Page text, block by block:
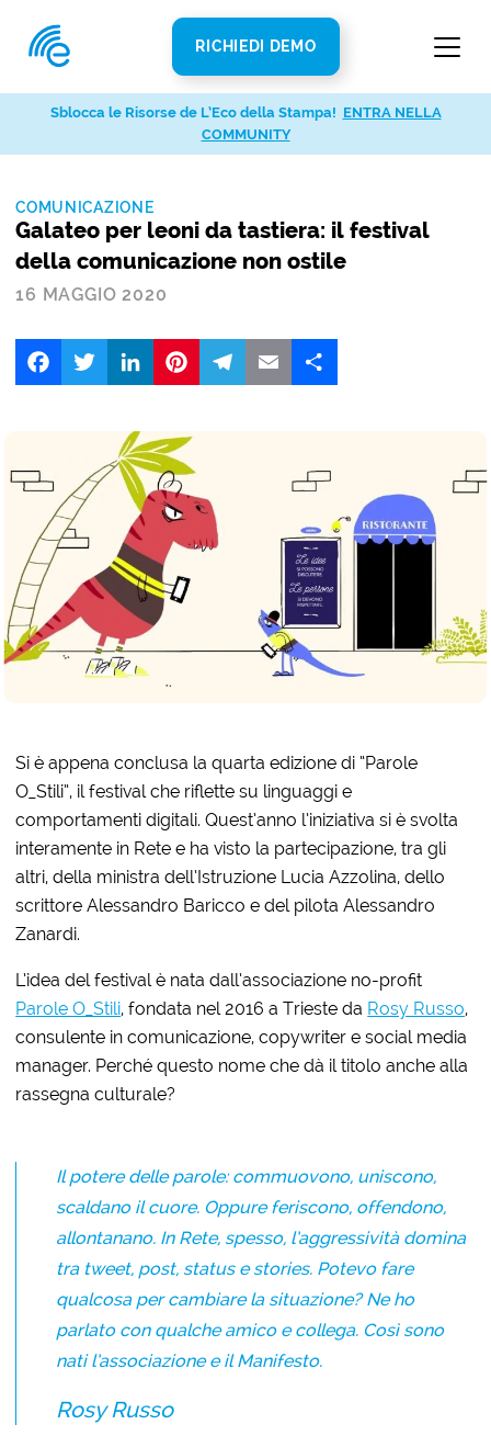
RICHIEDI DEMO
COMUNICAZIONE
Galateo per leoni da tastiera: il festival
della comunicazione non ostile
16 MAGGIO 2020
FacebookTwitter LinkedIn
Si è appena conclusa la quarta edizione di “Parole
O_Stili”, il festival che riflette su linguaggi e
comportamenti digitali. Quest’anno l’iniziativa si è svolta
interamente in Rete e ha visto la partecipazione, tra gli
altri, della ministra dell’Istruzione Lucia Azzolina, dello
scrittore Alessandro Baricco e del pilota Alessandro
Zanardi.
L’idea del festival è nata dall’associazione no-profit
Parole O_Stili, fondata nel 2016 a Trieste da Rosy Russo,
consulente in comunicazione, copywriter e social media
manager. Perché questo nome che dà il titolo anche alla
rassegna culturale?
Il potere delle parole: commuovono, uniscono,
scaldano il cuore. Oppure feriscono, offendono,
allontanano. In Rete, spesso, l’aggressività domina
tra tweet, post, status e stories. Potevo fare
qualcosa per cambiare la situazione? Ne ho
parlato con qualche amico e collega. Così sono
nati l’associazione e il Manifesto.
Rosy Russo
Sblocca le Risorse de L’Eco della Stampa! ENTRA NELLA
COMMUNITY